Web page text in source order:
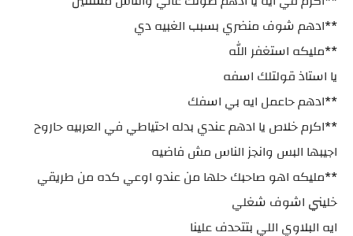
**ادهم شوف منضري بسبب الغبيه دي
**مليكه استغفر الله
يا استاذ قولتلك اسفه
**ادهم حاعمل ايه بي اسفك
**اكرم خلاص يا ادهم عندي بدله احتياطي في العربيه حاروح
اجيبها البس وانجز الناس مش فاضيه
**مليكه اهو صاحبك حلها من عندو اوعي كده من طريقي
خليني اشوف شغلي
ايه البلاوي اللي بتتحدف علينا